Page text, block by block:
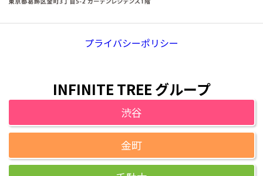
プライバシーポリシー
INFINITE TREE グループ
渋谷
金町